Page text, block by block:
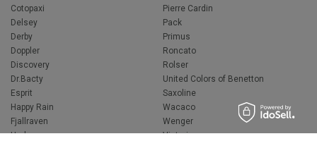
Cotopaxi
Delsey
Derby
Doppler
Discovery
Dr.Bacty
Esprit
Happy Rain
Fjallraven
Hedgren
Pierre Cardin
Pack
Primus
Roncato
Rolser
United Colors of Benetton
Saxoline
Wacaco
Wenger
Victorinox